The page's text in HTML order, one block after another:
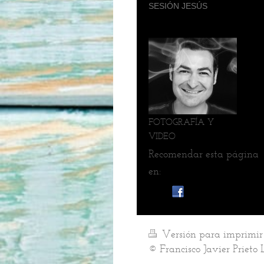
SESIÓN JESÚS
FOTOGRAFÍA Y
VIDEO
Recomendar esta página
en:
Versión para imprimir
© Francisco Javier Prieto